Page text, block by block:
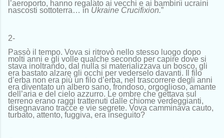
l’aeroporto, hanno regalato ai vecchi e ai bambini ucraini
nascosti sottoterra… in Ukraine Crucifixion.”
2-
Passò il tempo. Vova si ritrovò nello stesso luogo dopo
molti anni e gli volle qualche secondo per capire dove si
stava inoltrando, dal nulla si materializzava un bosco, gli
era bastato alzare gli occhi per vederselo davanti. Il filo
d’erba non era più un filo d’erba, nel trascorrere degli anni
era diventato un albero sano, frondoso, orgoglioso, amante
dell’aria e del cielo azzurro. Le ombre che gettava sul
terreno erano raggi trattenuti dalle chiome verdeggianti,
disegnavano tracce e vie segrete. Vova camminava cauto,
turbato, attento, fuggiva, era inseguito?